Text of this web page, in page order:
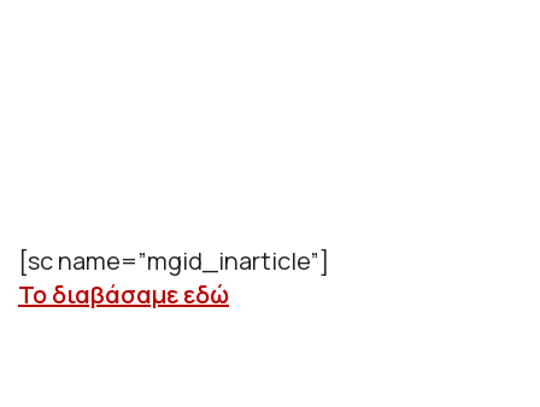
[sc name=”mgid_inarticle”]
Το διαβάσαμε εδώ